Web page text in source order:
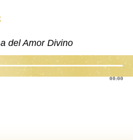
del Amor Divino
00:00